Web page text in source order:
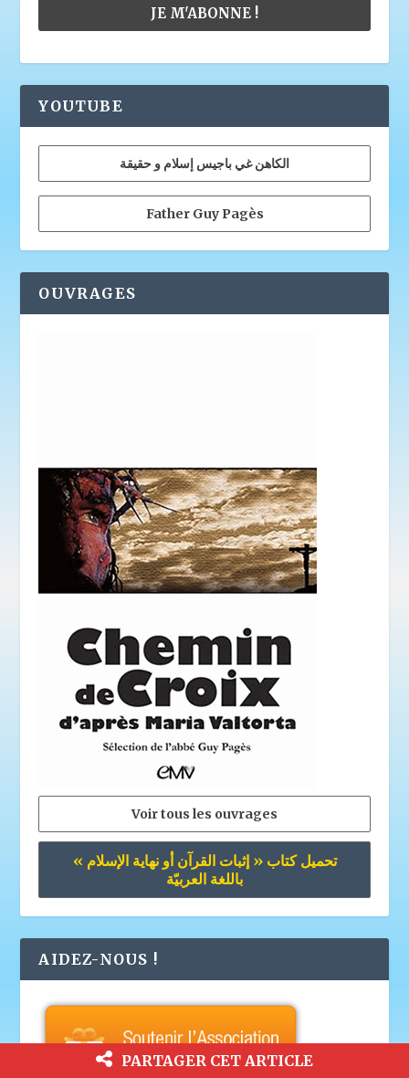
YOUTUBE
الكاهن غي باجيس إسلام و حقيقة
Father Guy Pagès
OUVRAGES
Voir tous les ouvrages
تحميل كتاب « إثبات القرآن أو نهاية الإسلام »
باللغة العربيّة
AIDEZ-NOUS !
PARTAGER CET ARTICLE